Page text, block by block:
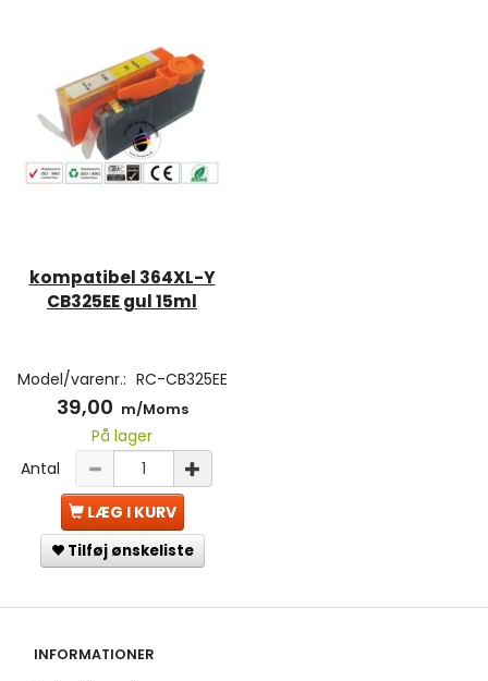
kompatibel 364XL-Y
CB325EE gul 15ml
Model/varenr.: RC-CB325EE
39,00 m/Moms
På lager
Antal
LÆG I KURV
Tilføj ønskeliste
INFORMATIONER